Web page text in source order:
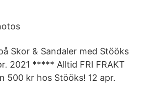
Skor & Sandaler med Stööks
2021 ***** Alltid FRI FRAKT
500 kr hos Stööks! 12 apr.